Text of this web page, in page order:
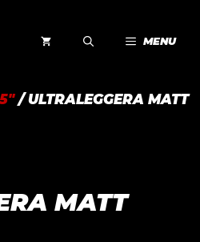
MENU
/ ULTRALEGGERA MATT
MATT